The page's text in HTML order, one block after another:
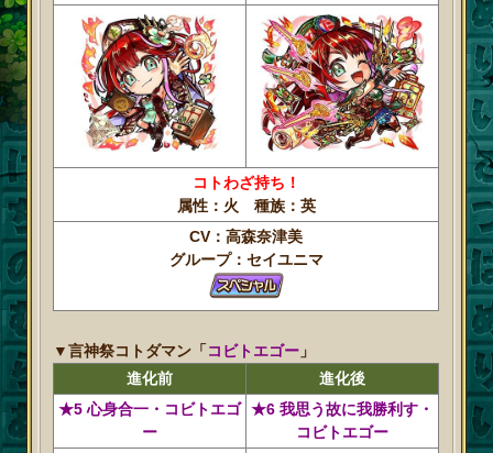
コトわざ持ち！
属性：火 種族：英
CV：高森奈津美
グループ：セイユニマ
▼言神祭コトダマン「コビトエゴー 」
進化前
進化後
★5 心身合一・コビトエゴ
ー
★6 我思う故に我勝利す・
コビトエゴー